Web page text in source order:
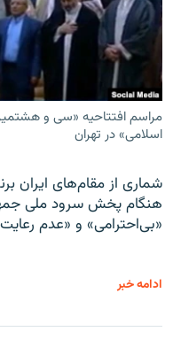
مراسم افتتاحیه «سی و
اسلامی» در تهران
شماری از مقام‌های ایران
هنگام پخش سرود ملی
«بی‌احترامی» و «عدم
ادامه خبر